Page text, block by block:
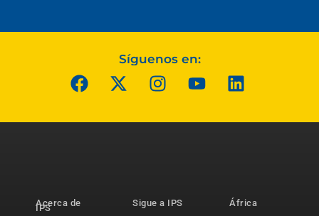
Síguenos en:
Acerca de
IPS
Sigue a IPS
África